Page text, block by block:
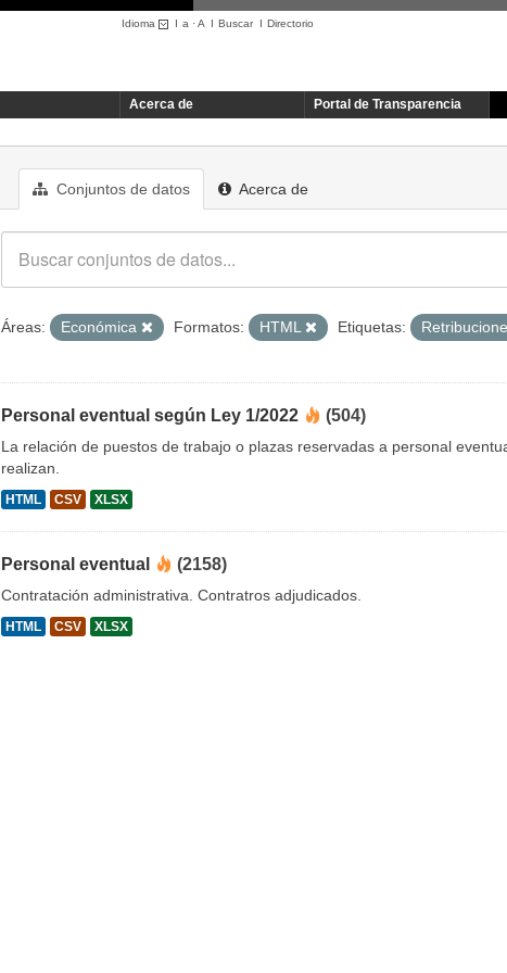
Idioma I a ·A I BuscarI Directorio
Acerca de Portal de Transparencia
Conjuntos de datos Acerca de
Áreas: Económica Formatos: HTML Etiquetas:
Personal eventual según Ley 1/2022 (504)
La relación de puestos de trabajo o plazas reservadas a personal
realizan.
HTML CSV XLSX
Personal eventual (2158)
Contratación administrativa. Contratros adjudicados.
HTML CSV XLSX